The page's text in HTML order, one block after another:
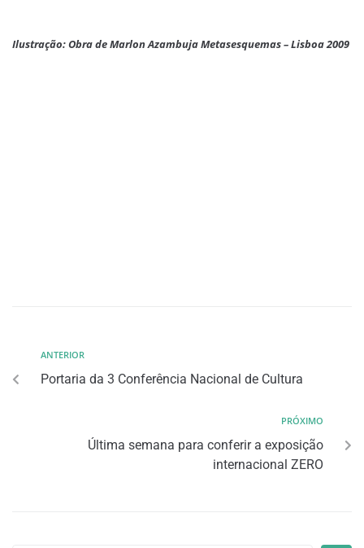
Ilustração: Obra de Marlon Azambuja Metasesquemas – Lisboa 2009
ANTERIOR
Portaria da 3 Conferência Nacional de Cultura
PRÓXIMO
Última semana para conferir a exposição
internacional ZERO